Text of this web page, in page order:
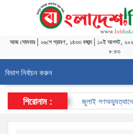
আজসোমবার ২৬শে শ্রাবণ, ১৪৩৩ বঙ্গাব্দ| ১০ই আগস্ট, ২০২৬
৮:৫৩
বিভাগ নির্বাচন করুন
শিরোনাম : জুলাই গণঅভ্যুত্থানে